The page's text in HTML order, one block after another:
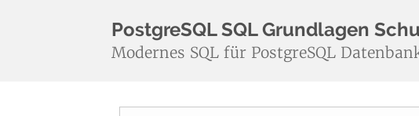
PostgreSQL SQL Grundlagen
Modernes SQL für PostgreSQL